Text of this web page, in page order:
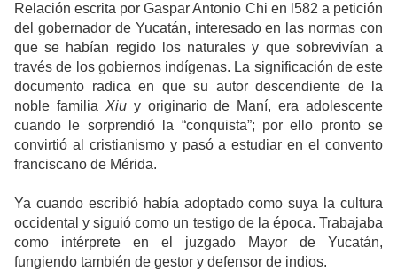
Relación escrita por Gaspar Antonio Chi en l582 a petición
del gobernador de Yucatán, interesado en las normas con
que se habían regido los naturales y que sobrevivían a
través de los gobiernos indígenas. La significación de este
documento radica en que su autor descendiente de la
noble familia Xiuy originario de Maní, era adolescente
cuando le sorprendió la “conquista”; por ello pronto se
convirtió al cristianismo y pasó a estudiar en el convento
franciscano de Mérida.
Ya cuando escribió había adoptado como suya la cultura
occidental y siguió como un testigo de la época. Trabajaba
como intérprete en el juzgado Mayor de Yucatán,
fungiendo también de gestor y defensor de indios.